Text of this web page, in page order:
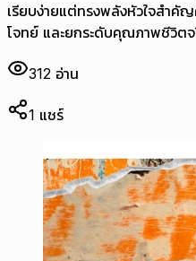
เรียบง่ายแต่ทรงพลังหัวใจสำ
โจทย์ และยกระดับคุณภาพชีวิต
312 อ่าน
1 แชร์